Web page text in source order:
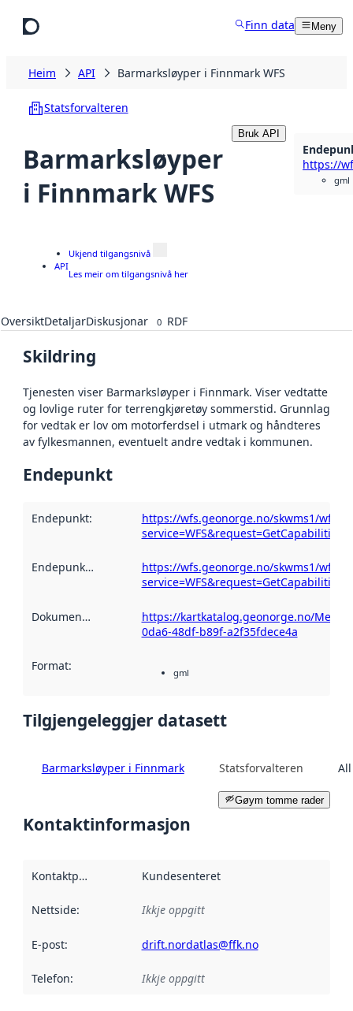
Finn data Meny
Heim API Barmarksløyper i Finnmark WFS
Statsforvalteren
Barmarksløyper
i Finnmark WFS
Bruk API
gml
API
Ukjend tilgangsnivå
Les meir om tilgangsnivå her
OversiktDetaljarDiskusjonar 0 RDF
Skildring
Tjenesten viser Barmarksløyper i Finnmark. Viser vedtatte
og lovlige ruter for terrengkjøretøy sommerstid. Grunnlag
for vedtak er lov om motorferdsel i utmark og håndteres
av fylkesmannen, eventuelt andre vedtak i kommunen.
Endepunkt
Endepunkt:
https://wfs.geonorge.no/skwms1/
service=WFS&request=GetCapabilities
Endepunktskildring
https://wfs.geonorge.no/skwms1/
service=WFS&request=GetCapabilities
Dokumentasjon
https://kartkatalog.geonorge.no/
0da6-48df-b89f-a2f35fdece4a
Format: gml
Tilgjengeleggjer datasett
Barmarksløyper i Finnmark Statsforvalteren
Gøym tomme rader
Kontaktinformasjon
Kontaktpunkt Kundesenteret
Nettside: Ikkje oppgitt
E-post: drift.nordatlas@ffk.no
Telefon: Ikkje oppgitt